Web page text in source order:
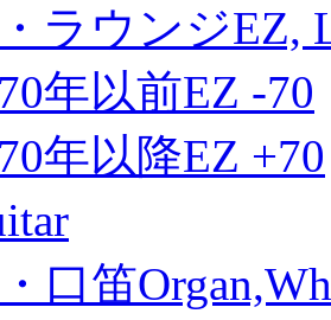
ラウンジEZ,
年以前EZ -70
年以降EZ +70
口笛